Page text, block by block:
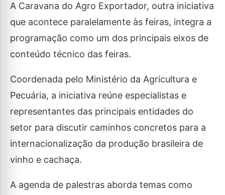
A Caravana do Agro Exportador, outra iniciativa
que acontece paralelamente às feiras, integra a
programação como um dos principais eixos de
conteúdo técnico das feiras.
Coordenada pelo Ministério da Agricultura e
Pecuária, a iniciativa reúne especialistas e
representantes das principais entidades do
setor para discutir caminhos concretos para a
internacionalização da produção brasileira de
vinho e cachaça.
A agenda de palestras aborda temas como